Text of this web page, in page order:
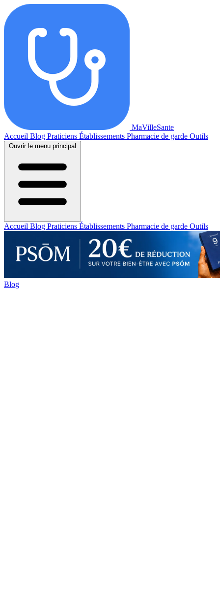
MaVilleSante
Accueil Blog Praticiens Établissements Pharmacie de garde Outils
Ouvrir le menu principal
Accueil Blog Praticiens Établissements Pharmacie de garde Outils
Blog